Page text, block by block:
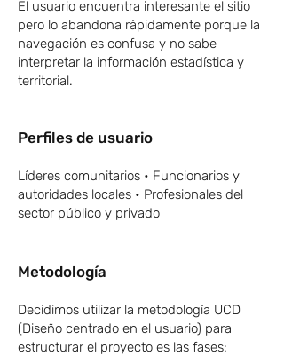
El usuario encuentra interesante el sitio
pero lo abandona rápidamente porque la
navegación es confusa y no sabe
interpretar la información estadística y
territorial.
Perfiles de usuario
Líderes comunitarios • Funcionarios y
autoridades locales • Profesionales del
sector público y privado
Metodología
Decidimos utilizar la metodología UCD
(Diseño centrado en el usuario) para
estructurar el proyecto es las fases: